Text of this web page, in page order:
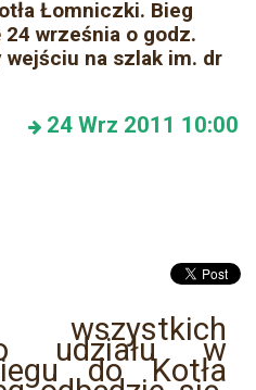
Łomniczki. Bieg
września o godz.
na szlak im. dr
24 Wrz 2011 10:00
wszystkich
udziału w
do Kotła